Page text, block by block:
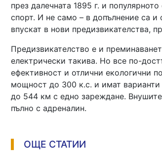
през далечната 1895 г. и
спорт. И не само – в допълнение са и
впускат в нови предизвикателства,
Предизвикателство е и
електрически такива. Но все по-
ефективност и отлични екологични
мощност до 300 к.с. и имат
до 544 км с едно зареждане.
пълно с адреналин.
ОЩЕ СТАТИИ